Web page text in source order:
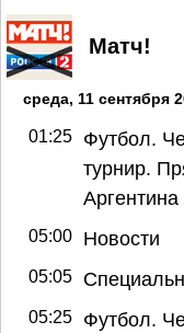
Матч!
среда, 11 сентября
01:25
Футбол.
турнир.
Аргентина
05:00 Новости
05:05
05:25
Футбол.